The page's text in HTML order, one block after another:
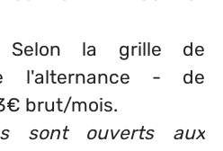
Selon la grille de
l'alternance - de
brut/mois.
sont ouverts aux